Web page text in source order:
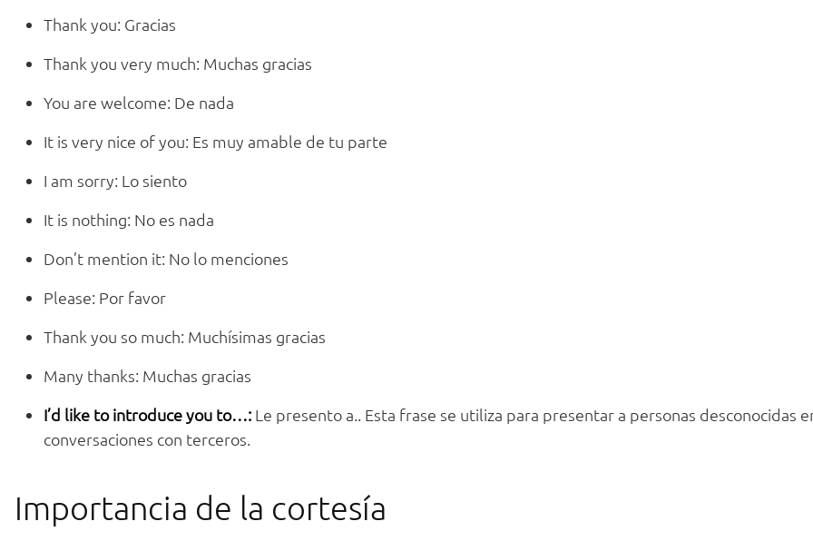
Thank you: Gracias
Thank you very much: Muchas gracias
You are welcome: De nada
It is very nice of you: Es muy amable de tu parte
I am sorry: Lo siento
It is nothing: No es nada
Don’t mention it: No lo menciones
Please: Por favor
Thank you so much: Muchísimas gracias
Many thanks: Muchas gracias
I’d like to introduce you to…: Le presento a.. Esta frase se utiliza para presentar a personas desconocidas
conversaciones con terceros.
Importancia de la cortesía